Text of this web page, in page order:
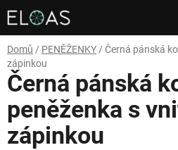
Přejít
na
obsah
Domů / PENĚŽENKY / Černá pánská
zápinkou
Černá pánská
peněženka s
zápinkou